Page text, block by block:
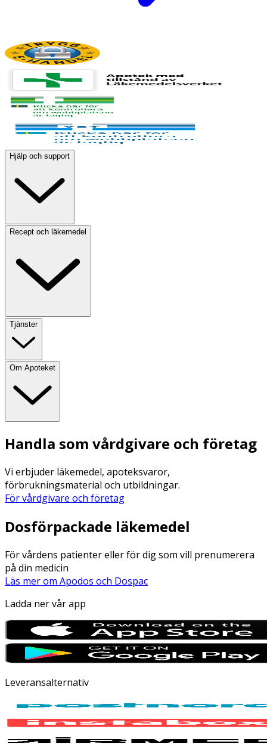
Hjälp och support
Recept och läkemedel
Tjänster
Om Apoteket
Handla som vårdgivare och företag
Vi erbjuder läkemedel, apoteksvaror,
förbrukningsmaterial och utbildningar.
För vårdgivare och företag
Dosförpackade läkemedel
För vårdens patienter eller för dig som vill prenumerera
på din medicin
Läs mer om Apodos och Dospac
Ladda ner vår app
Leveransalternativ